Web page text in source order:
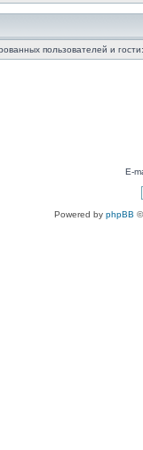
пользователей и
E-
Powered by phpBB